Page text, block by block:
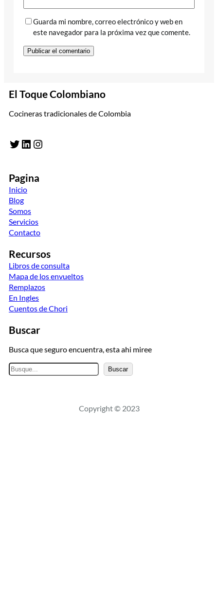
Guarda mi nombre, correo electrónico y web en
este navegador para la próxima vez que comente.
El Toque Colombiano
Cocineras tradicionales de Colombia
Twitter LinkedIn Instagram
Pagina
Inicio
Blog
Somos
Servicios
Contacto
Recursos
Libros de consulta
Mapa de los envueltos
Remplazos
En Ingles
Cuentos de Chori
Buscar
Busca que seguro encuentra, esta ahi miree
B
u
a
Buscar
Copyright © 2023